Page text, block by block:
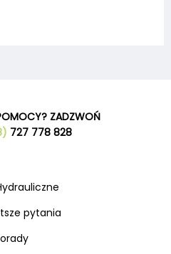
ZADZWOŃ
727 778 828
pytania